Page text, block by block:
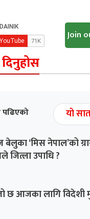
Join
दिनुहोस
पढिएको यो
‘मिस नेपाल’को
जित्ला उपाधि ?
छ आजका लागि विदेशी